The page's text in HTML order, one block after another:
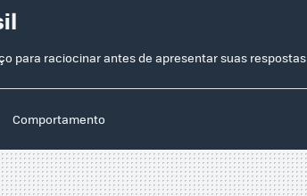
para raciocinar antes de apresentar suas respostas
Comportamento